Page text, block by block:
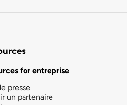
for entreprise
presse
un partenaire